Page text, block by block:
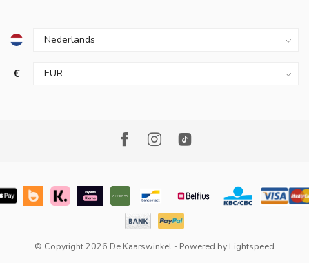
€
© Copyright 2026 De Kaarswinkel - Powered by Lightspeed